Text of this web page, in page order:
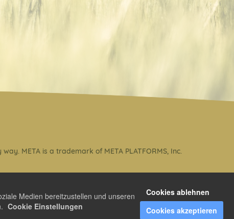
META is a trademark of META PLATFORMS, Inc.
Medien bereitzustellen und unseren
Cookie Einstellungen
Cookies ablehnen
Cookies akzeptieren